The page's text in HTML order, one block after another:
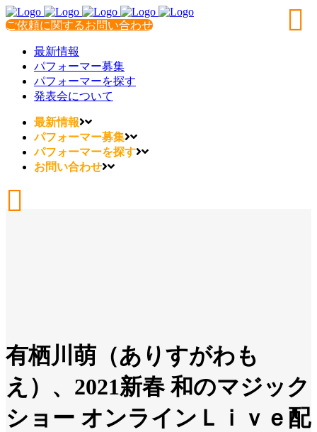
ご依頼に関するお問い合わせ
最新情報
パフォーマー募集
パフォーマーを探す
発表会について
最新情報
パフォーマー募集
パフォーマーを探す
お問い合わせ
有栖川萌（ありすがわも
え）、2021新春 和のマジック
ショー オンラインＬｉｖｅ配